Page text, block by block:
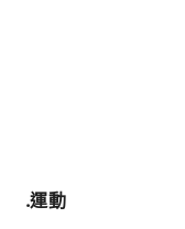
.運動